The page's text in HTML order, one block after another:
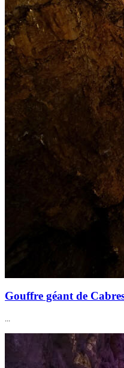
Gouffre géant de